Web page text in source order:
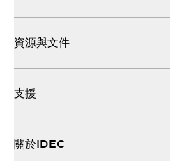
資源與文件
支援
關於IDEC